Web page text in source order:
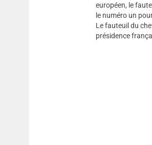
européen, le
le numéro un
Le fauteuil du
présidence